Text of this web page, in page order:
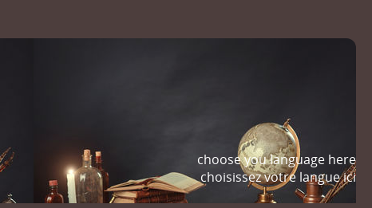
choose you language here
choisissez votre langue ici